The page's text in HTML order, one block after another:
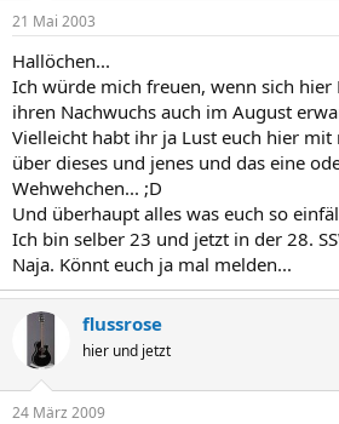
e
r
l
t
a
21 Mai 2003
Hallöchen...
Ich würde mich freuen, wenn sich hier
ihren Nachwuchs auch im August
Vielleicht habt ihr ja Lust euch hier mit
über dieses und jenes und das eine
Wehwehchen... ;D
Und überhaupt alles was euch so
Ich bin selber 23 und jetzt in der 28.
Naja. Könnt euch ja mal melden...
flussrose
hier und jetzt
24 März 2009